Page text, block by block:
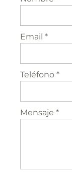
Email *
Teléfono *
Mensaje *